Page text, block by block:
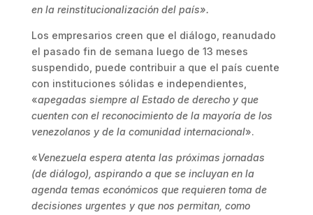
en la reinstitucionalización del país».
Los empresarios creen que el diálogo, reanudado
el pasado fin de semana luego de 13 meses
suspendido, puede contribuir a que el país cuente
con instituciones sólidas e independientes,
«apegadas siempre al Estado de derecho y que
cuenten con el reconocimiento de la mayoría de los
venezolanos y de la comunidad internacional».
«Venezuela espera atenta las próximas jornadas
(de diálogo), aspirando a que se incluyan en la
agenda temas económicos que requieren toma de
decisiones urgentes y que nos permitan, como